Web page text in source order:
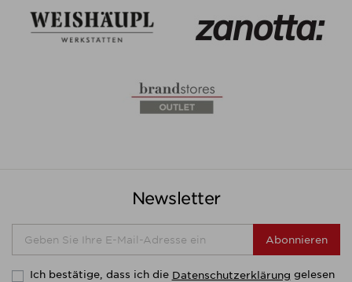
Newsletter
Abonnieren
Ich bestätige, dass ich die Datenschutzerklärung gelesen